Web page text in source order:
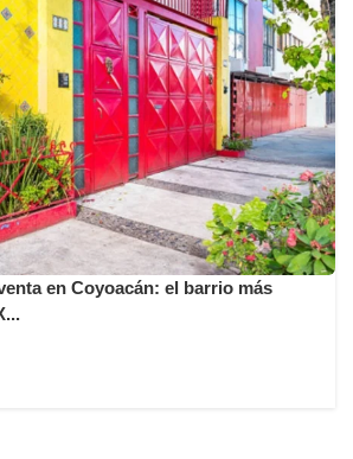
en Coyoacán: el barrio más